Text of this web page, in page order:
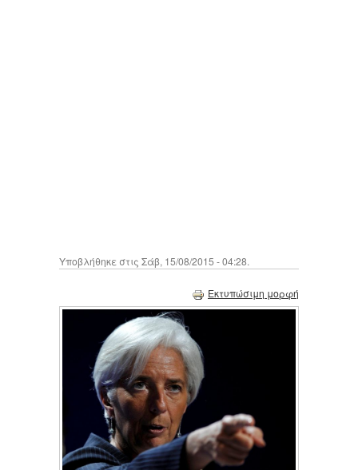
Υποβλήθηκε στις Σάβ, 15/08/2015 - 04:28.
Εκτυπώσιμη μορφή